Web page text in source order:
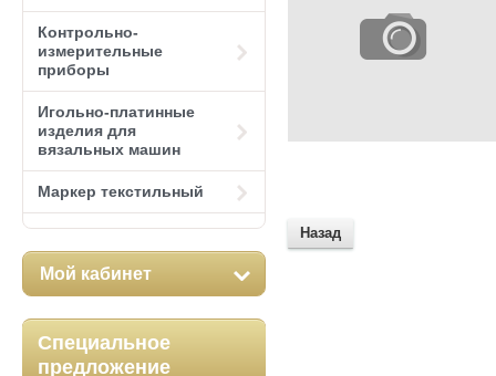
Контрольно-
измерительные
приборы
Игольно-платинные
изделия для
вязальных машин
Маркер текстильный
Мой кабинет
Специальное
предложение
Назад